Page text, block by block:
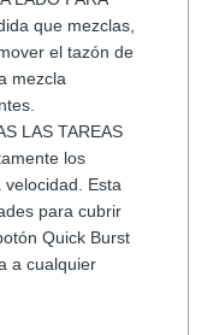
que mezclas,
el tazón de
mezcla
LAS TAREAS
los
Esta
para cubrir
Quick Burst
a cualquier